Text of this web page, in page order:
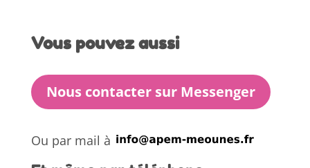
Vous pouvez aussi
Nous contacter sur Messenger
Ou par mail à